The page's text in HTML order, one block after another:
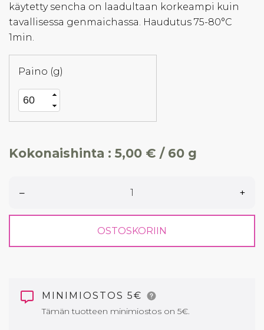
käytetty sencha on laadultaan korkeampi kuin
tavallisessa genmaichassa. Haudutus 75-80°C
1min.
Paino (g)
Kokonaishinta : 5,00 € / 60 g
– +
OSTOSKORIIN
MINIMIOSTOS 5€
Tämän tuotteen minimiostos on 5€.